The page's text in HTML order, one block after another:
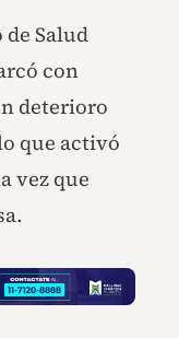
Salud
con
deterioro
que activó
vez que